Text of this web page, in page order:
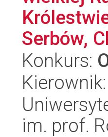
Serbów,
Konkurs:
im. prof.